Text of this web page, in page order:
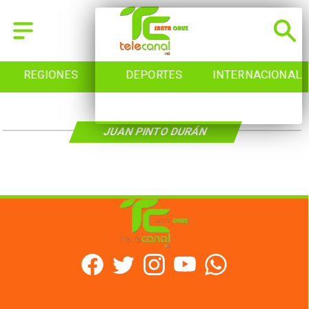
REGIONES DEPORTES INTERNACIONAL
JUAN PINTO DURÁN